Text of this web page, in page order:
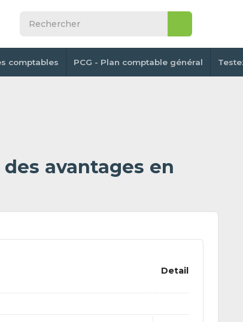
comptables PCG - Plan comptable général
avantages en
Detail